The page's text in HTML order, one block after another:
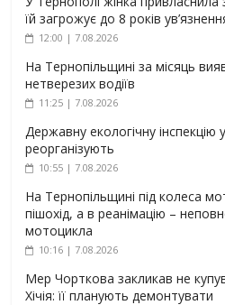
їй загрожує до 8 років
12:00 | 7.08.2026
На Тернопільщині за місяць
нетверезих водіїв
11:25 | 7.08.2026
Державну екологічну інспекцію
реорганізують
10:55 | 7.08.2026
На Тернопільщині під колеса
пішохід, а в реанімацію –
мотоцикла
10:16 | 7.08.2026
Мер Чорткова закликав не
Хічія: її планують демонтувати